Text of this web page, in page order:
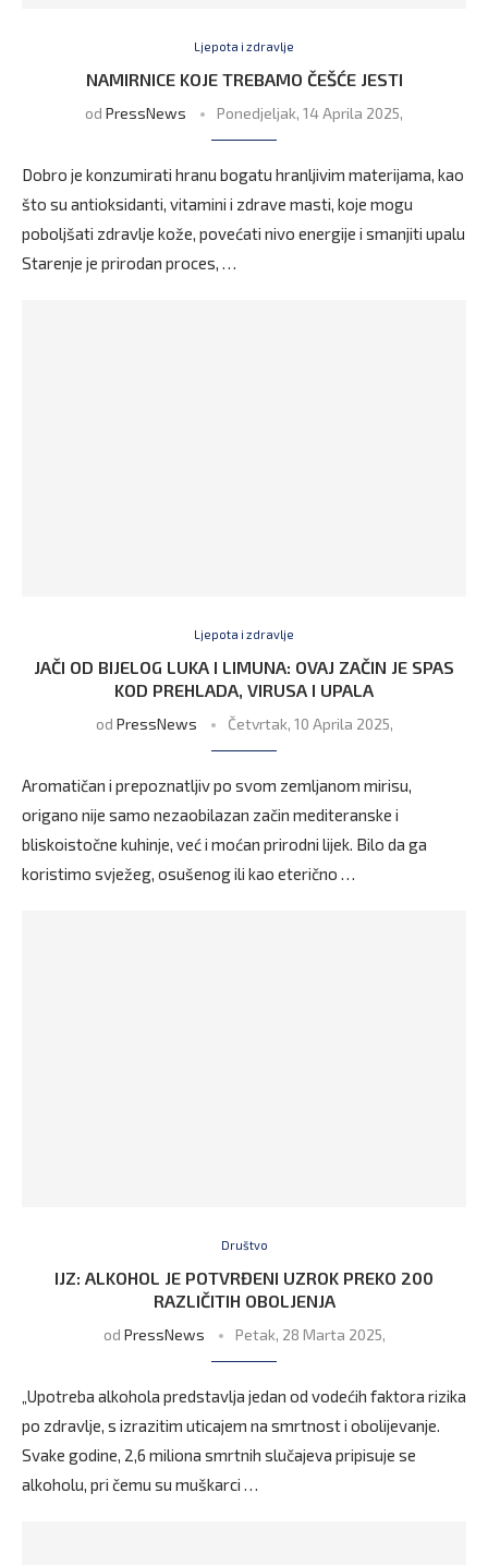
Ljepota i zdravlje
NAMIRNICE KOJE TREBAMO ČEŠĆE JESTI
od PressNews Ponedjeljak, 14 Aprila 2025,
Dobro je konzumirati hranu bogatu hranljivim materijama, kao
što su antioksidanti, vitamini i zdrave masti, koje mogu
poboljšati zdravlje kože, povećati nivo energije i smanjiti upalu
Starenje je prirodan proces, …
Ljepota i zdravlje
JAČI OD BIJELOG LUKA I LIMUNA: OVAJ ZAČIN JE SPAS
KOD PREHLADA, VIRUSA I UPALA
od PressNews Četvrtak, 10 Aprila 2025,
Aromatičan i prepoznatljiv po svom zemljanom mirisu,
origano nije samo nezaobilazan začin mediteranske i
bliskoistočne kuhinje, već i moćan prirodni lijek. Bilo da ga
koristimo svježeg, osušenog ili kao eterično …
Društvo
IJZ: ALKOHOL JE POTVRĐENI UZROK PREKO 200
RAZLIČITIH OBOLJENJA
od PressNews Petak, 28 Marta 2025,
„Upotreba alkohola predstavlja jedan od vodećih faktora rizika
po zdravlje, s izrazitim uticajem na smrtnost i obolijevanje.
Svake godine, 2,6 miliona smrtnih slučajeva pripisuje se
alkoholu, pri čemu su muškarci …